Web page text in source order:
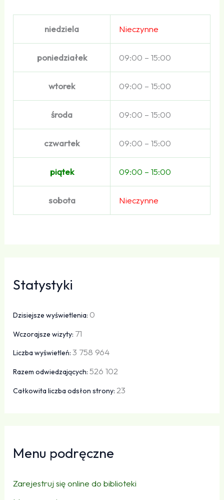
niedziela Nieczynne
poniedziałek 09:00 – 15:00
wtorek 09:00 – 15:00
środa 09:00 – 15:00
czwartek 09:00 – 15:00
piątek 09:00 – 15:00
sobota Nieczynne
Statystyki
Dzisiejsze wyświetlenia: 0
Wczorajsze wizyty: 71
Liczba wyświetleń:3 758 964
Razem odwiedzających:526 102
Całkowita liczba odsłon strony:23
Menu podręczne
Zarejestruj się online do biblioteki